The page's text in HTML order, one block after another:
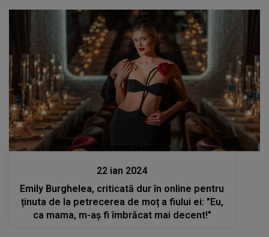
Stiri mondene
22 ian 2024
Emily Burghelea, criticată dur în online pentru
ținuta de la petrecerea de moț a fiului ei: "Eu,
ca mama, m-aș fi îmbrăcat mai decent!"